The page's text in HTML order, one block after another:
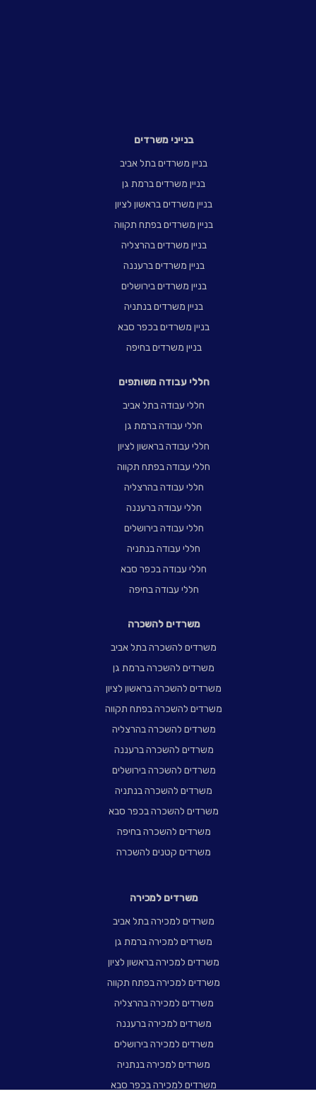
בנייני משרדים
בניין משרדים בתל אביב
בניין משרדים ברמת גן
בניין משרדים בראשון לציון
בניין משרדים בפתח תקווה
בניין משרדים בהרצליה
בניין משרדים ברעננה
בניין משרדים בירושלים
בניין משרדים בנתניה
בניין משרדים בכפר סבא
בניין משרדים בחיפה
חללי עבודה משותפים
חללי עבודה בתל אביב
חללי עבודה ברמת גן
חללי עבודה בראשון לציון
חללי עבודה בפתח תקווה
חללי עבודה בהרצליה
חללי עבודה ברעננה
חללי עבודה בירושלים
חללי עבודה בנתניה
חללי עבודה בכפר סבא
חללי עבודה בחיפה
משרדים להשכרה
משרדים להשכרה בתל אביב
משרדים להשכרה ברמת גן
משרדים להשכרה בראשון לציון
משרדים להשכרה בפתח תקווה
משרדים להשכרה בהרצליה
משרדים להשכרה ברעננה
משרדים להשכרה בירושלים
משרדים להשכרה בנתניה
משרדים להשכרה בכפר סבא
משרדים להשכרה בחיפה
משרדים קטנים להשכרה
משרדים למכירה
משרדים למכירה בתל אביב
משרדים למכירה ברמת גן
משרדים למכירה בראשון לציון
משרדים למכירה בפתח תקווה
משרדים למכירה בהרצליה
משרדים למכירה ברעננה
משרדים למכירה בירושלים
משרדים למכירה בנתניה
משרדים למכירה בכפר סבא